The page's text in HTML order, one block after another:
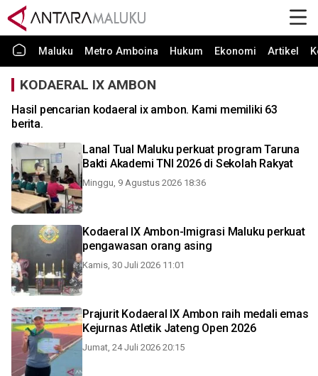
Maluku Metro Amboina Hukum Ekonomi Artikel
KODAERAL IX AMBON
Hasil pencarian kodaeral ix ambon. Kami memiliki 63
berita.
Lanal Tual Maluku perkuat program Taruna
Bakti Akademi TNI 2026 di Sekolah Rakyat
Minggu, 9 Agustus 2026 18:36
Kodaeral IX Ambon-Imigrasi Maluku perkuat
pengawasan orang asing
Kamis, 30 Juli 2026 11:01
Prajurit Kodaeral IX Ambon raih medali emas
Kejurnas Atletik Jateng Open 2026
Jumat, 24 Juli 2026 20:15